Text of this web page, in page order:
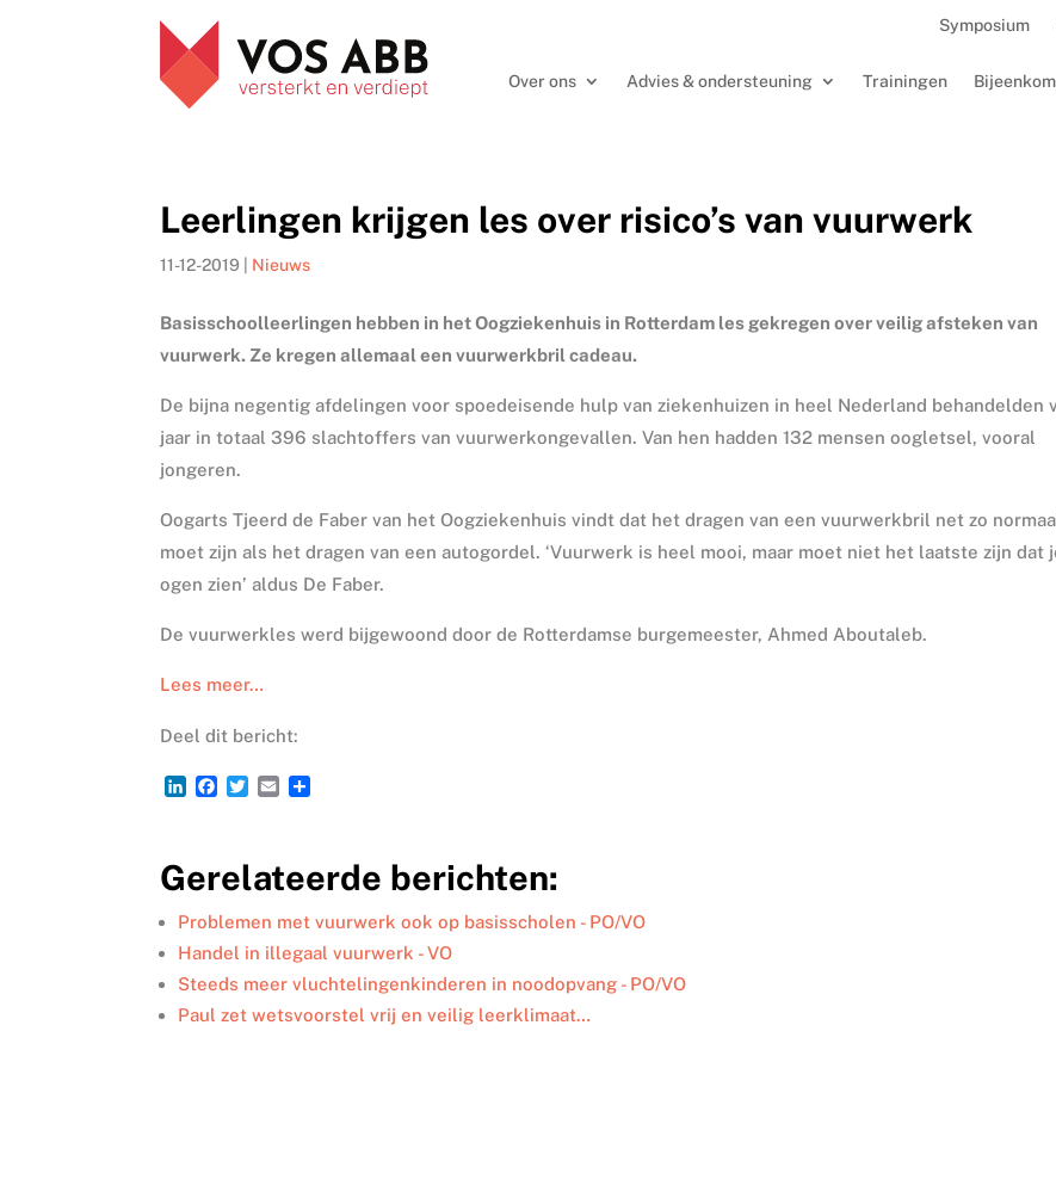
Symposium
Over ons Advies & ondersteuning Trainingen
Leerlingen krijgen les over risico’s van vuurwerk
11-12-2019 Nieuws
Basisschoolleerlingen hebben in het Oogziekenhuis in Rotterdam les gekregen over veilig afsteken van
vuurwerk. Ze kregen allemaal een vuurwerkbril cadeau.
De bijna negentig afdelingen voor spoedeisende hulp van ziekenhuizen in heel Nederland behandelden
jaar in totaal 396 slachtoffers van vuurwerkongevallen. Van hen hadden 132 mensen oogletsel, vooral
jongeren.
Oogarts Tjeerd de Faber van het Oogziekenhuis vindt dat het dragen van een vuurwerkbril net zo
moet zijn als het dragen van een autogordel. ‘Vuurwerk is heel mooi, maar moet niet het laatste zijn dat
ogen zien’ aldus De Faber.
De vuurwerkles werd bijgewoond door de Rotterdamse burgemeester, Ahmed Aboutaleb.
Lees meer…
Deel dit bericht:
L
e
d
I
n
F
b
o
o
k
T
t
e
r
E
l
n
Gerelateerde berichten:
Problemen met vuurwerk ook op basisscholen - PO/VO
Handel in illegaal vuurwerk - VO
Steeds meer vluchtelingenkinderen in noodopvang - PO/VO
Paul zet wetsvoorstel vrij en veilig leerklimaat…